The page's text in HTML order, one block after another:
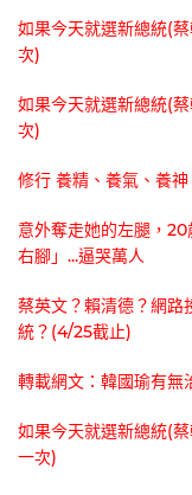
如果今天就選新總統(
次)
如果今天就選新總統(
次)
修行 養精、養氣、養神
意外奪走她的左腿，
右腳」...逼哭萬人
蔡英文？賴清德？網路
統？(4/25截止)
轉載網文：韓國瑜有無
如果今天就選新總統(
一次)